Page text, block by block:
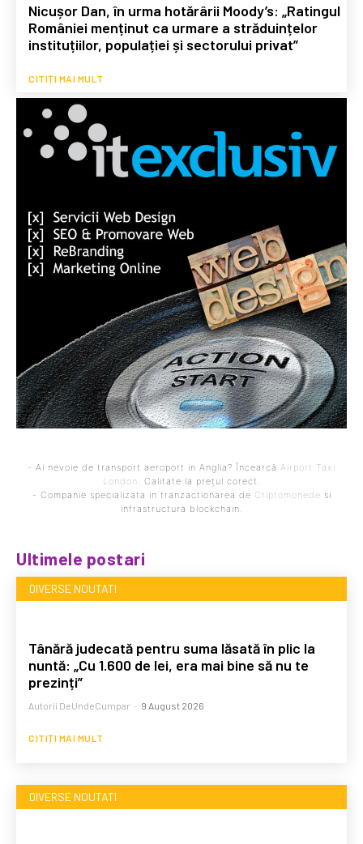
Nicușor Dan, în urma hotărârii Moody’s: „Ratingul
României menținut ca urmare a străduințelor
instituțiilor, populației și sectorului privat”
CITIȚI MAI MULT
- Ai nevoie de transport aeroport in Anglia? Încearcă Airport Taxi
London
. Calitate la prețul corect.
- Companie specializata in tranzactionarea de Criptomonede si
infrastructura blockchain.
Ultimele postari
DIVERSE NOUTATI
Tânără judecată pentru suma lăsată în plic la
nuntă: „Cu 1.600 de lei, era mai bine să nu te
prezinți”
Autorii DeUndeCumpar - 9 August 2026
CITIȚI MAI MULT
DIVERSE NOUTATI